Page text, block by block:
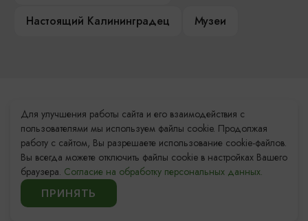
Настоящий Калининградец
Музеи
Контакты Туристского
информационного центра
+7 (4012) 555-200
8 (800) 200-55-39
info@visit-kaliningrad.ru
Для улучшения работы сайта и его взаимодействия с
пользователями мы используем файлы cookie. Продолжая
работу с сайтом, Вы разрешаете использование cookie-файлов.
Вы всегда можете отключить файлы cookie в настройках Вашего
браузера. Согласие на обработку персональных данных.
ПРИНЯТЬ